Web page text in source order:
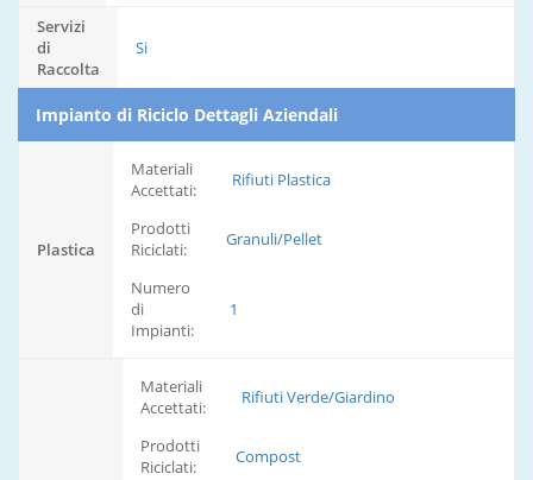
Servizi
di
Raccolta
Si
Impianto di Riciclo Dettagli Aziendali
Plastica
Materiali
Accettati:
Rifiuti Plastica
Prodotti
Riciclati:
Granuli/Pellet
Numero
di
Impianti:
1
Materiali
Accettati:
Rifiuti Verde/Giardino
Prodotti
Riciclati:
Compost